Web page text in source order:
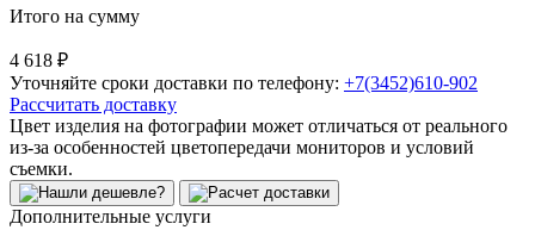
Итого на сумму
4 618 ₽
Уточняйте сроки доставки по телефону: +7(3452)610-902
Рассчитать доставку
Цвет изделия на фотографии может отличаться от реального
из-за особенностей цветопередачи мониторов и условий
съемки.
Дополнительные услуги